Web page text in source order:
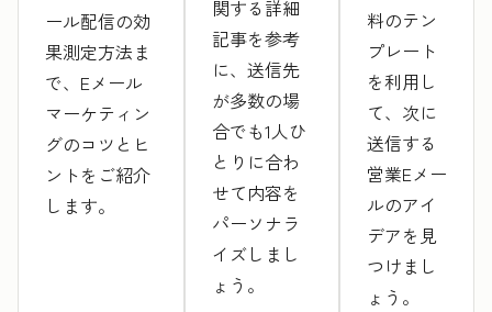
ール配信の効
果測定方法ま
で、Eメール
マーケティン
グのコツとヒ
ントをご紹介
します。
関する詳細
記事を参考
に、送信先
が多数の場
合でも1人ひ
とりに合わ
せて内容を
パーソナラ
イズしまし
ょう。
料のテン
プレート
を利用し
て、次に
送信する
営業Eメー
ルのアイ
デアを見
つけまし
ょう。